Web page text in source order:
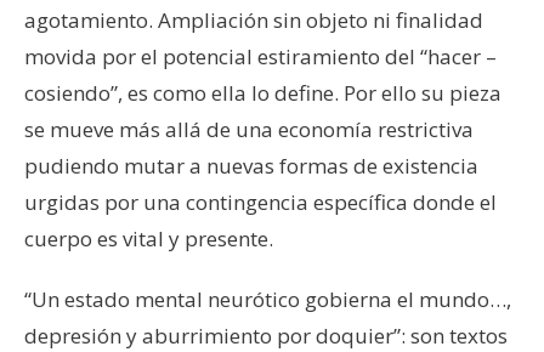
agotamiento. Ampliación sin objeto ni finalidad
movida por el potencial estiramiento del “hacer –
cosiendo”, es como ella lo define. Por ello su pieza
se mueve más allá de una economía restrictiva
pudiendo mutar a nuevas formas de existencia
urgidas por una contingencia específica donde el
cuerpo es vital y presente.
“Un estado mental neurótico gobierna el mundo…,
depresión y aburrimiento por doquier”: son textos